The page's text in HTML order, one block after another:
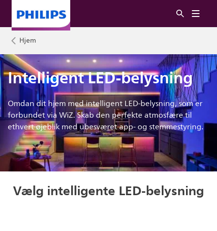
Hjem
Intelligent LED-belysning
Omdan dit hjem med intelligent LED-belysning, som er
forbundet via WiZ. Skab den perfekte atmosfære til
ethvert øjeblik med ubesværet app- og stemmestyring.
Vælg intelligente LED-belysning